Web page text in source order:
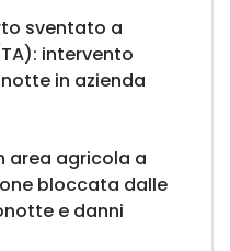
sventato a
(TA): intervento
in azienda
area agricola a
bloccata dalle
e danni